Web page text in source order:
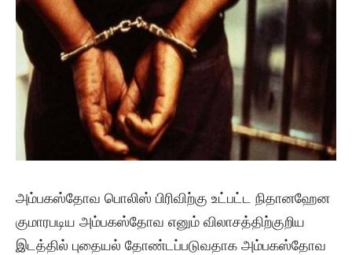
அம்பகஸ்தோவ பொலிஸ் பிரிவிற்கு உட்பட்ட நிதானஹேன
குமாரபடிய அம்பகஸ்தோவ எனும் விலாசத்திற்குறிய
இடத்தில் புதையல் தோண்டப்படுவதாக அம்பகஸ்தோவ